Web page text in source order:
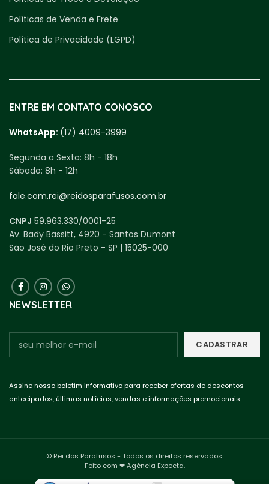
Políticas de Venda e Frete
Política de Privacidade (LGPD)
ENTRE EM CONTATO CONOSCO
WhatsApp: (17) 4009-3999
Segunda a Sexta: 8h - 18h
Sábado: 8h - 12h
fale.com.rei@reidosparafusos.com.br
CNPJ 59.963.330/0001-25
Av. Bady Bassitt, 4920 - Santos Dumont
São José do Rio Preto - SP | 15025-000
NEWSLETTER
Assine nosso boletim informativo para receber ofertas de descontos
antecipados, últimas notícias, vendas e informações promocionais.
© Rei dos Parafusos - Todos os direitos reservados.
Feito com ❤ Agência Expecta.